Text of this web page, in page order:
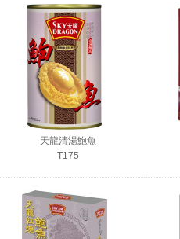
天龍清湯鮑魚
T175